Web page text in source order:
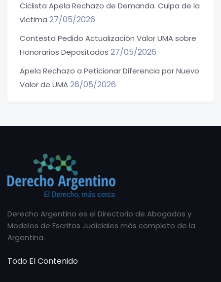
Ciclista Apela Rechazo de Demanda. Culpa de la
víctima 27/05/2026
Contesta Pedido Actualización Valor UMA sobre
Honorarios Depositados 27/05/2026
Apela Rechazo a Peticionar Diferencia por Nuevo
Valor de UMA26/05/2026
Derecho Argentino es el Directorio de Abogados y
Modelos de Escritos Judiciales más completo de la
Argentina.
Todo El Contenido